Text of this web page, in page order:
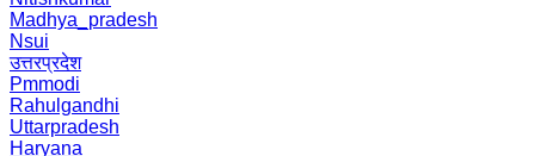
Madhya_pradesh
Nsui
उत्तरप्रदेश
Pmmodi
Rahulgandhi
Uttarpradesh
Haryana